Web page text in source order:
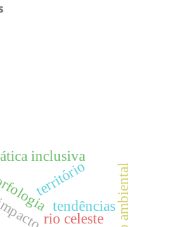
rio celeste
tendências
território
inclusiva